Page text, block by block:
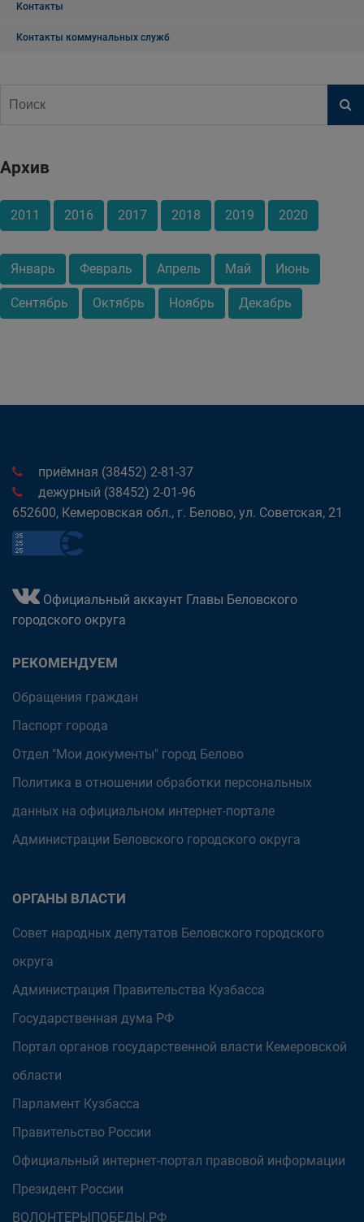
Контакты
Контакты коммунальных служб
Архив
2011 2016 2017 2018 2019 2020
Январь Февраль Апрель Май Июнь
Сентябрь Октябрь Ноябрь Декабрь
приёмная (38452) 2-81-37
дежурный (38452) 2-01-96
652600, Кемеровская обл., г. Белово, ул. Советская, 21
Официальный аккаунт Главы Беловского
городского округа
РЕКОМЕНДУЕМ
Обращения граждан
Паспорт города
Отдел "Мои документы" город Белово
Политика в отношении обработки персональных
данных на официальном интернет-портале
Администрации Беловского городского округа
ОРГАНЫ ВЛАСТИ
Совет народных депутатов Беловского городского
округа
Администрация Правительства Кузбасса
Государственная дума РФ
Портал органов государственной власти Кемеровской
области
Парламент Кузбасса
Правительство России
Официальный интернет-портал правовой информации
Президент России
ВОЛОНТЕРЫПОБЕДЫ.РФ